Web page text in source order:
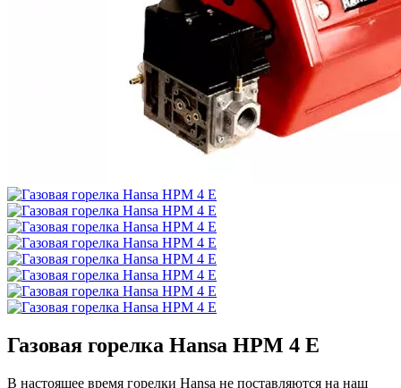
Газовая горелка Hansa HPM 4 E
В настоящее время горелки Hansa не поставляются на наш